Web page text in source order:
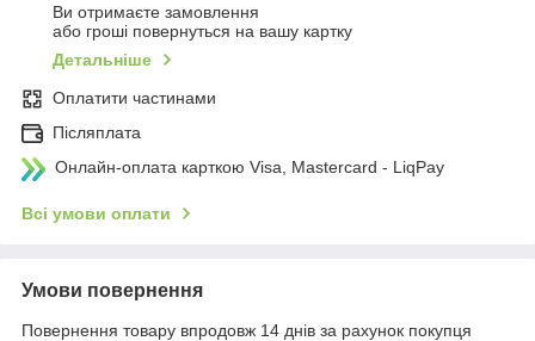
Ви отримаєте замовлення
або гроші повернуться на вашу картку
Детальніше
Оплатити частинами
Післяплата
Онлайн-оплата карткою Visa, Mastercard - LiqPay
Всі умови оплати
Умови повернення
Повернення товару впродовж 14 днів за рахунок покупця